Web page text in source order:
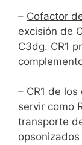
– Cofactor
excisión de
C3dg. CR1
– CR1 de
servir como
transporte